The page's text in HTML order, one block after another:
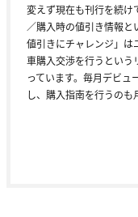
変えず現在も刊行を続け
／購入時の値引き情報
値引きにチャレンジ」は
車購入交渉を行うという
っています。毎月デビ
し、購入指南を行うのも